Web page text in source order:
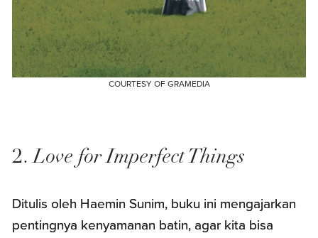
COURTESY OF GRAMEDIA
2. Love for Imperfect Things
Ditulis oleh Haemin Sunim, buku ini mengajarkan
pentingnya kenyamanan batin, agar kita bisa